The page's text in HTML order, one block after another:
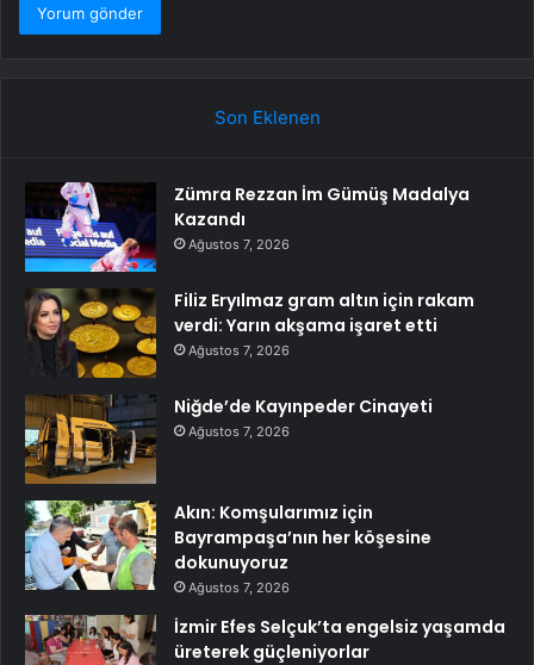
Son Eklenen
Zümra Rezzan İm Gümüş Madalya
Kazandı
Ağustos 7, 2026
Filiz Eryılmaz gram altın için rakam
verdi: Yarın akşama işaret etti
Ağustos 7, 2026
Niğde’de Kayınpeder Cinayeti
Ağustos 7, 2026
Akın: Komşularımız için
Bayrampaşa’nın her köşesine
dokunuyoruz
Ağustos 7, 2026
İzmir Efes Selçuk’ta engelsiz yaşamda
üreterek güçleniyorlar